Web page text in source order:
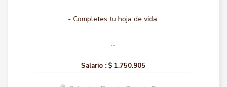
- Completes tu hoja de vida.
...
Salario : $ 1.750.905